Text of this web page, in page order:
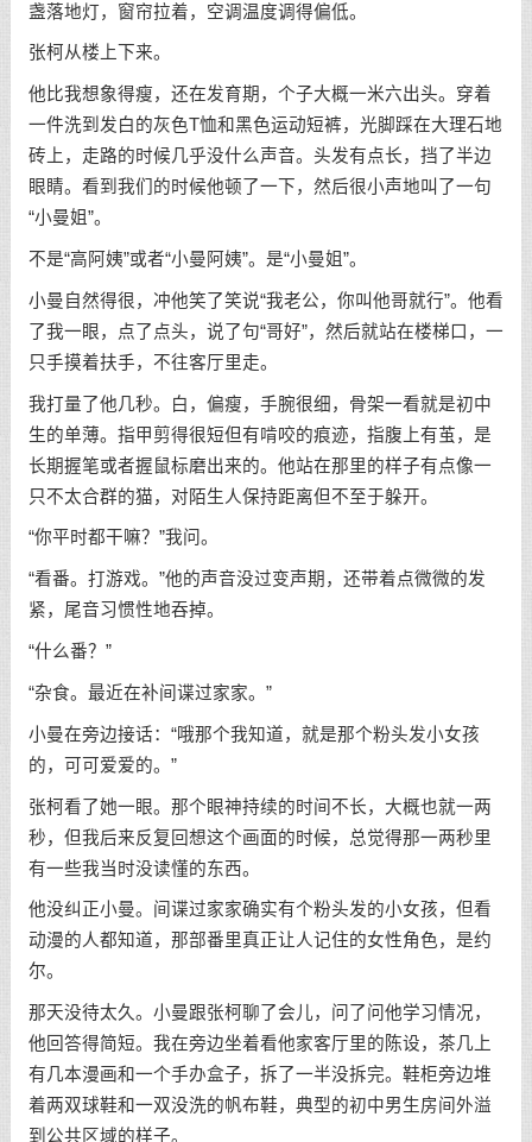
盏落地灯，窗帘拉着，空调温度调得偏低。
张柯从楼上下来。
他比我想象得瘦，还在发育期，个子大概一米六出头。穿着
一件洗到发白的灰色T恤和黑色运动短裤，光脚踩在大理石地
砖上，走路的时候几乎没什么声音。头发有点长，挡了半边
眼睛。看到我们的时候他顿了一下，然后很小声地叫了一句
“小曼姐”。
不是“高阿姨”或者“小曼阿姨”。是“小曼姐”。
小曼自然得很，冲他笑了笑说“我老公，你叫他哥就行”。他看
了我一眼，点了点头，说了句“哥好”，然后就站在楼梯口，一
只手摸着扶手，不往客厅里走。
我打量了他几秒。白，偏瘦，手腕很细，骨架一看就是初中
生的单薄。指甲剪得很短但有啃咬的痕迹，指腹上有茧，是
长期握笔或者握鼠标磨出来的。他站在那里的样子有点像一
只不太合群的猫，对陌生人保持距离但不至于躲开。
“你平时都干嘛？”我问。
“看番。打游戏。”他的声音没过变声期，还带着点微微的发
紧，尾音习惯性地吞掉。
“什么番？”
“杂食。最近在补间谍过家家。”
小曼在旁边接话：“哦那个我知道，就是那个粉头发小女孩
的，可可爱爱的。”
张柯看了她一眼。那个眼神持续的时间不长，大概也就一两
秒，但我后来反复回想这个画面的时候，总觉得那一两秒里
有一些我当时没读懂的东西。
他没纠正小曼。间谍过家家确实有个粉头发的小女孩，但看
动漫的人都知道，那部番里真正让人记住的女性角色，是约
尔。
那天没待太久。小曼跟张柯聊了会儿，问了问他学习情况，
他回答得简短。我在旁边坐着看他家客厅里的陈设，茶几上
有几本漫画和一个手办盒子，拆了一半没拆完。鞋柜旁边堆
着两双球鞋和一双没洗的帆布鞋，典型的初中男生房间外溢
到公共区域的样子。